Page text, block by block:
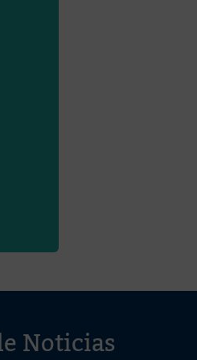
Noticias